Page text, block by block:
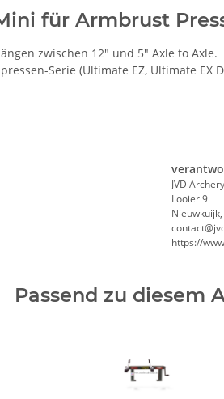
für Armbrust
zwischen 12" und 5" Axle to Axle.
Serie (Ultimate EZ, Ultimate EX
JVD Archery
Looier 9
https://
Passend zu diesem